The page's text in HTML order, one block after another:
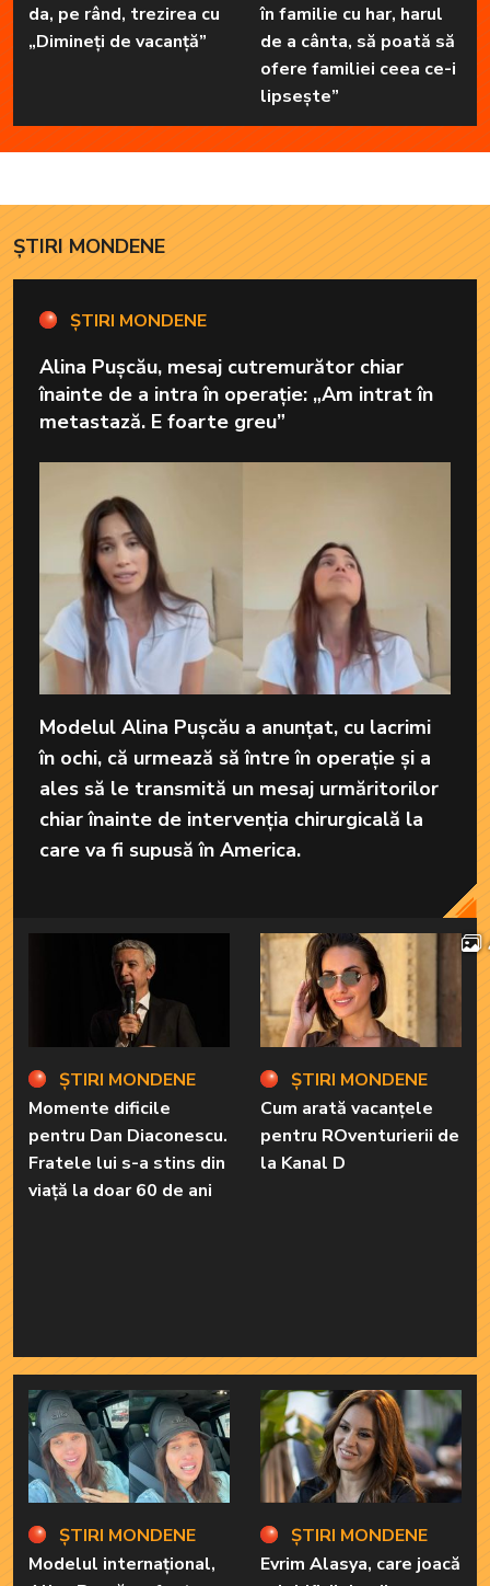
da, pe rând, trezirea cu
„Dimineți de vacanță”
în familie cu har, harul
de a cânta, să poată să
ofere familiei ceea ce-i
lipsește”
ȘTIRI MONDENE
ȘTIRI MONDENE
Alina Pușcău, mesaj cutremurător chiar
înainte de a intra în operație: „Am intrat în
metastază. E foarte greu”
Modelul Alina Pușcău a anunțat, cu lacrimi
în ochi, că urmează să între în operație și a
ales să le transmită un mesaj urmăritorilor
chiar înainte de intervenția chirurgicală la
care va fi supusă în America.
ȘTIRI MONDENE
Momente dificile
pentru Dan Diaconescu.
Fratele lui s-a stins din
viață la doar 60 de ani
ȘTIRI MONDENE
Modelul internațional,
ȘTIRI MONDENE
Cum arată vacanțele
pentru ROventurierii de
la Kanal D
ȘTIRI MONDENE
Evrim Alasya, care joacă